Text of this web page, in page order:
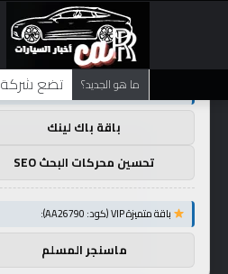
ما هو الجديد؟ تضع شركة BMW منافستها من الفئة G في حالة انتظار مع وصول الرياح المعاكسة في الصين إلى موطنها
توصيات :
باقة متميزة VIP (كود: AA11138):
باقة باك لينك
تحسين محركات البحث SEO
باقة متميزة VIP (كود: AA26790):
ماسنجر المسلم